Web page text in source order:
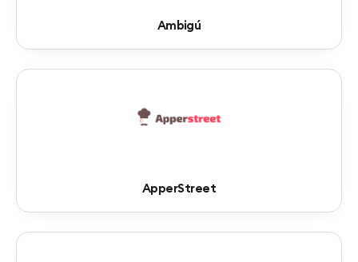
Ambigú
ApperStreet